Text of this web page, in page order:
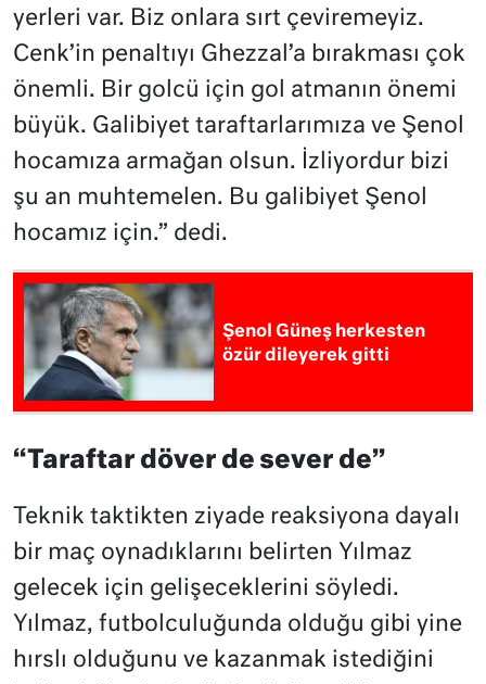
yerleri var. Biz onlara sırt çeviremeyiz.
Cenk’in penaltıyı Ghezzal’a bırakması çok
önemli. Bir golcü için gol atmanın önemi
büyük. Galibiyet taraftarlarımıza ve Şenol
hocamıza armağan olsun. İzliyordur bizi
şu an muhtemelen. Bu galibiyet Şenol
hocamız için.” dedi.
Şenol Güneş herkesten
özür dileyerek gitti
“Taraftar döver de sever de”
Teknik taktikten ziyade reaksiyona dayalı
bir maç oynadıklarını belirten Yılmaz
gelecek için gelişeceklerini söyledi.
Yılmaz, futbolculuğunda olduğu gibi yine
hırslı olduğunu ve kazanmak istediğini